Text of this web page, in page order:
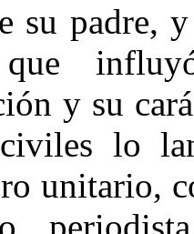
su padre,
y su
civiles lo
unitario,